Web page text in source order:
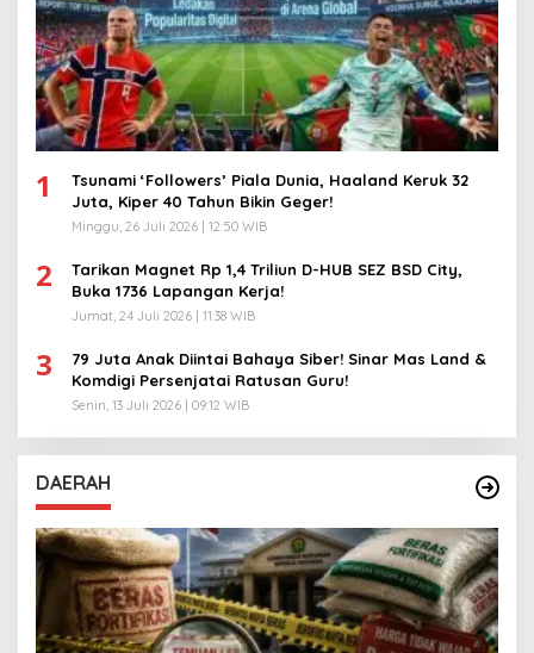
1
Tsunami ‘Followers’ Piala Dunia, Haaland Keruk 32
Juta, Kiper 40 Tahun Bikin Geger!
Minggu, 26 Juli 2026 | 12:50 WIB
2
Tarikan Magnet Rp 1,4 Triliun D-HUB SEZ BSD City,
Buka 1736 Lapangan Kerja!
Jumat, 24 Juli 2026 | 11:38 WIB
3
79 Juta Anak Diintai Bahaya Siber! Sinar Mas Land &
Komdigi Persenjatai Ratusan Guru!
Senin, 13 Juli 2026 | 09:12 WIB
DAERAH